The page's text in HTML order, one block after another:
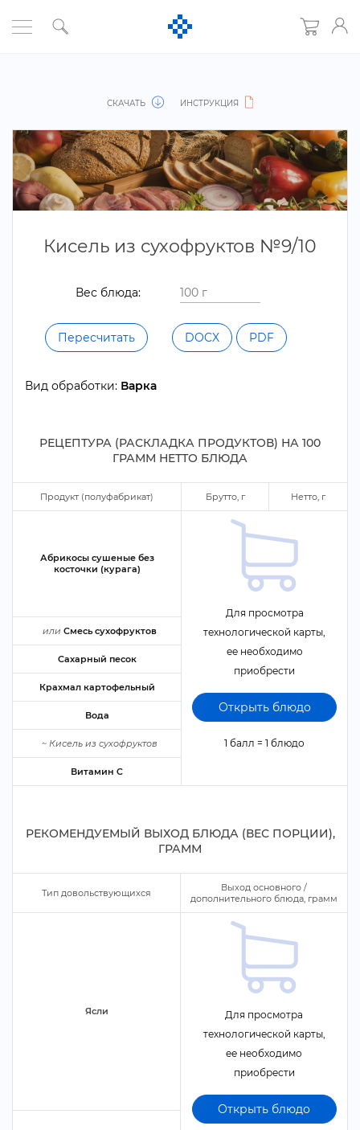
СКАЧАТЬ ИНСТРУКЦИЯ
Кисель из сухофруктов №9/10
ес блюда:
Пересчитать DOCX PDF
ид обработки: арка
РЕЦЕПТУРА (РАСКЛАДКА ПРОДУКТОВ) НА 100
ГРАММ НЕТТО БЛЮДА
Продукт (полуфабрикат) Брутто, Нетто,
Абрикосы сушеные без
косточки (курага)
Для просмотра
технологической карты,
ее необходимо
приобрести
Открыть блюдо
1 балл = 1 блюдо
или Смесь сухофрукто
Сахарный песок
Крахмал картофельный
ода
~ Кисель из сухофрукто
итамин C
РЕКОМЕНДУЕМЫЙ ВЫХОД БЛЮДА (ВЕС ПОРЦИИ),
ГРАММ
Тип довольствующихся
ыход основного /
дополнительного блюда, грамм
Ясли
Для просмотра
технологической карты,
ее необходимо
приобрести
Открыть блюдо